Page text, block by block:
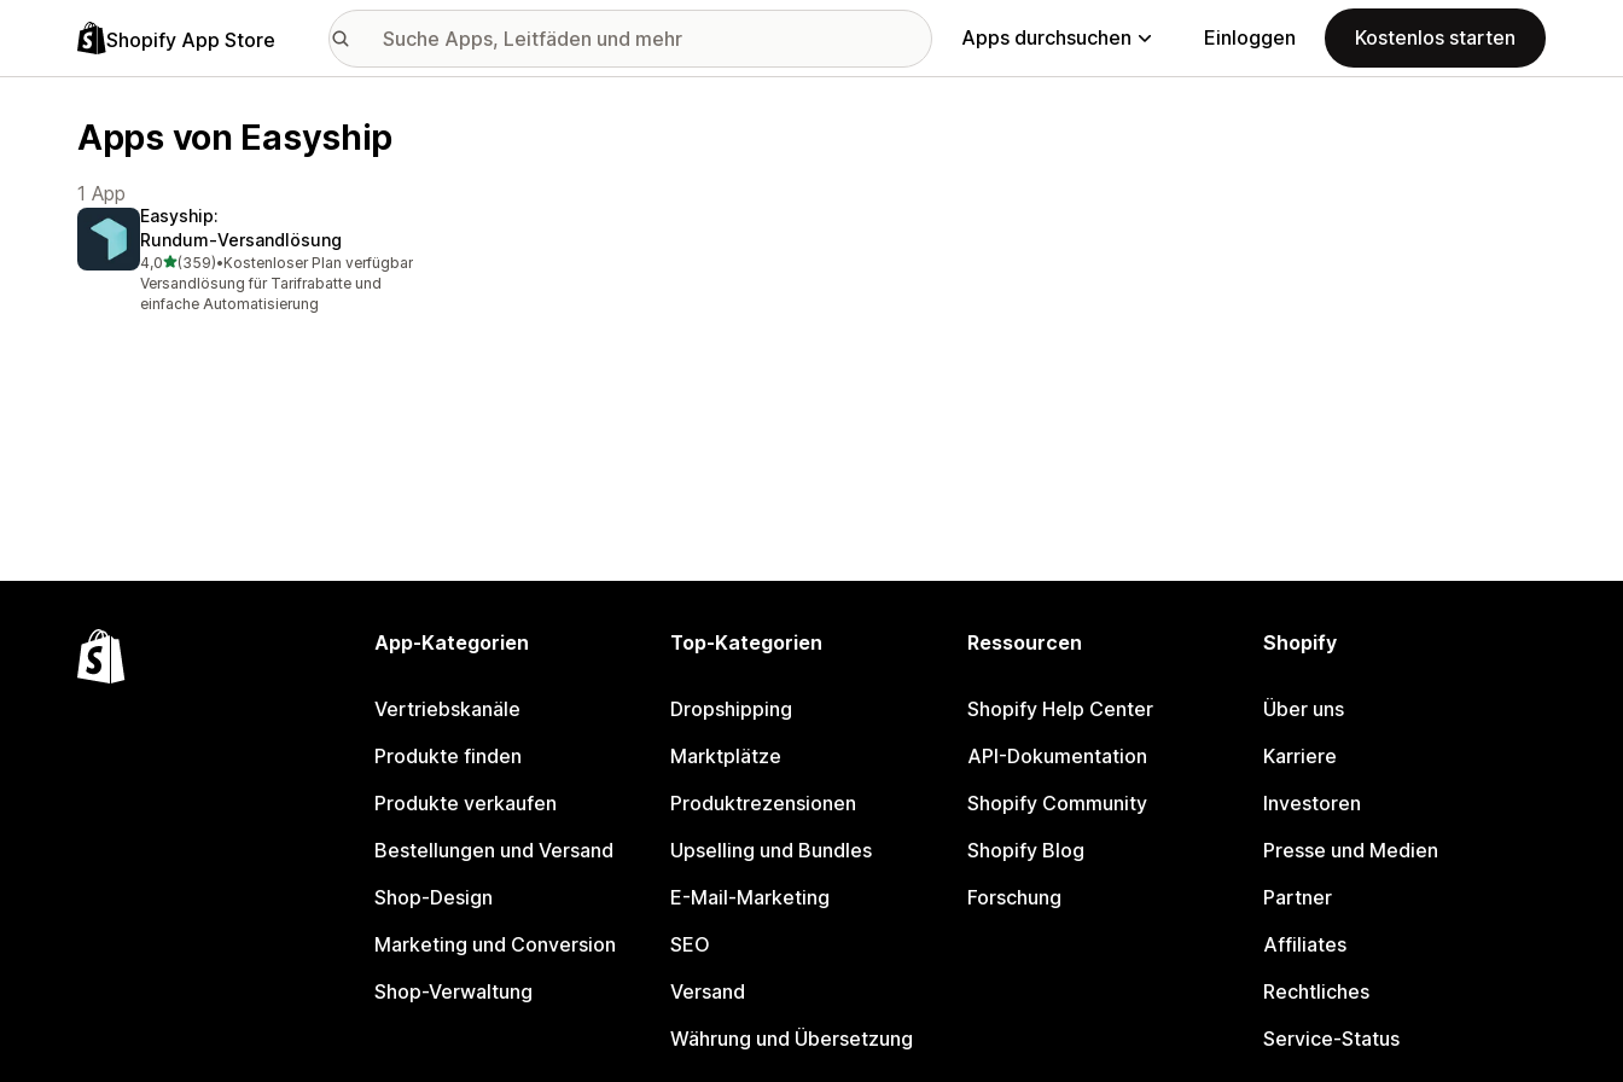
Shopify App Store Apps durchsuchen Einloggen Kostenlos starten
Apps von Easyship
1 App
Easyship:
Rundum‑Versandlösung
4,0von 5 Sternen
(359)
359 Rezensionen insgesamt
•Kostenloser Plan verfügbar
Versandlösung für Tarifrabatte und
einfache Automatisierung
App-Kategorien
Vertriebskanäle
Produkte finden
Produkte verkaufen
Bestellungen und Versand
Shop-Design
Marketing und Conversion
Shop-Verwaltung
Top-Kategorien
Dropshipping
Marktplätze
Produktrezensionen
Upselling und Bundles
E-Mail-Marketing
SEO
Versand
Währung und Übersetzung
Ressourcen
Shopify Help Center
API-Dokumentation
Shopify Community
Shopify Blog
Forschung
Shopify
Über uns
Karriere
Investoren
Presse und Medien
Partner
Affiliates
Rechtliches
Service-Status